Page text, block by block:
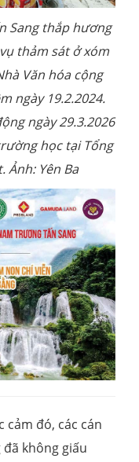
Sang thắp hương
thảm sát ở xóm
Văn hóa cộng
ngày 19.2.2024.
ngày 29.3.2026
học tại Tổng
Ảnh: Yên Ba
cảm đó, các cán
đã không giấu